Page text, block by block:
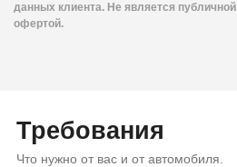
данных клиента. Не является публичной
офертой.
Требования
Что нужно от вас и от автомобиля.